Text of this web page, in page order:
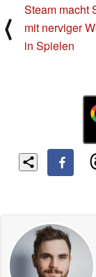
⟨
Steam macht
mit nerviger
in Spielen